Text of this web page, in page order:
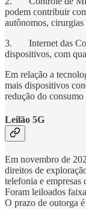
podem contribuir
autônomos, cirurgias
3. Internet das
dispositivos, com
Em relação a
mais dispositivos
redução do consumo
Leilão 5G
Em novembro de
direitos de
telefonia e
Foram leiloados
O prazo de outorga